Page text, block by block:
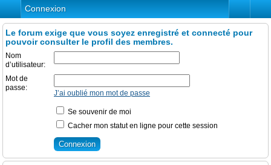
Connexion
Le forum exige que vous soyez enregistré et connecté pour
pouvoir consulter le profil des membres.
Nom
d’utilisateur:
Mot de
passe:
J’ai oublié mon mot de passe
Se souvenir de moi
Cacher mon statut en ligne pour cette session